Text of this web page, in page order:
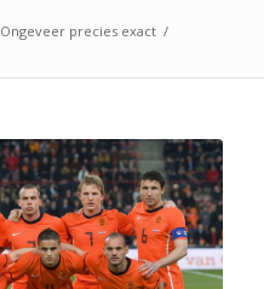
Ongeveer precies exact /